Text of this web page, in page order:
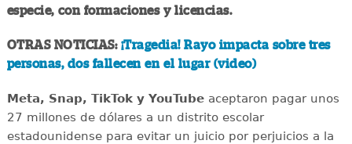
especie, con formaciones y licencias.
OTRAS NOTICIAS: ¡Tragedia! Rayo impacta sobre tres
personas, dos fallecen en el lugar (video)
Meta, Snap, TikTok y YouTubeaceptaron pagar unos
27 millones de dólares a un distrito escolar
estadounidense para evitar un juicio por perjuicios a la